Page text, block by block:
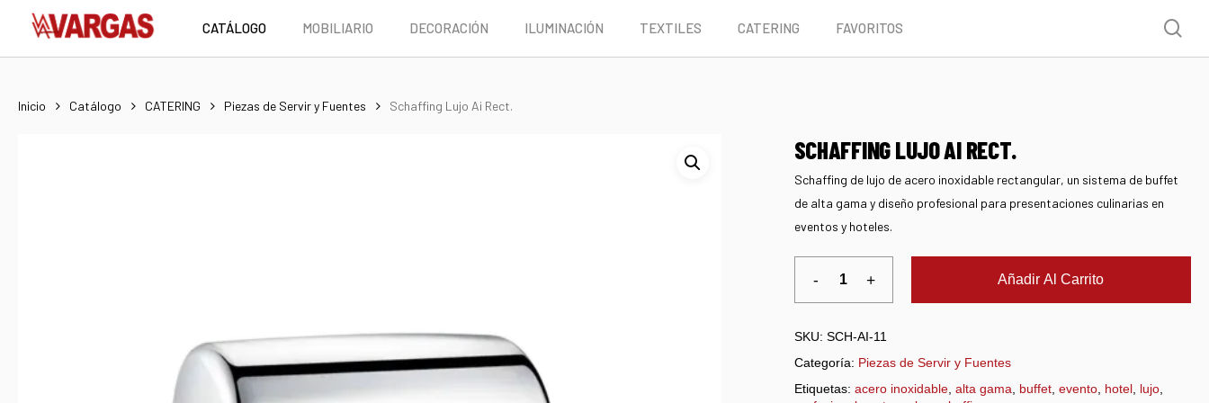
main
CATÁLOGO MOBILIARIO DECORACIÓN ILUMINACIÓN TEXTILES CATERING FAVORITOS
Inicio Catálogo CATERING Piezas de Servir y Fuentes Schaffing Lujo Ai Rect.
SCHAFFING LUJO AI RECT.
Schaffing de lujo de acero inoxidable rectangular, un sistema de buffet
de alta gama y diseño profesional para presentaciones culinarias en
eventos y hoteles.
Añadir Al Carrito
SKU: SCH-AI-11
Categoría: Piezas de Servir y Fuentes
Etiquetas: acero inoxidable, alta gama buffet, evento, hotel, lujo,